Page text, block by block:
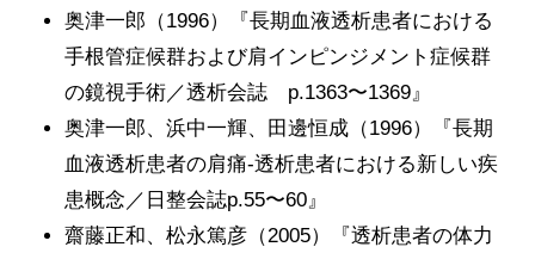
奥津一郎（1996）『長期血液透析患者における
手根管症候群および肩インピンジメント症候群
の鏡視手術／透析会誌 p.1363〜1369』
奥津一郎、浜中一輝、田邊恒成（1996）『長期
血液透析患者の肩痛-透析患者における新しい疾
患概念／日整会誌p.55〜60』
齋藤正和、松永篤彦（2005）『透析患者の体力